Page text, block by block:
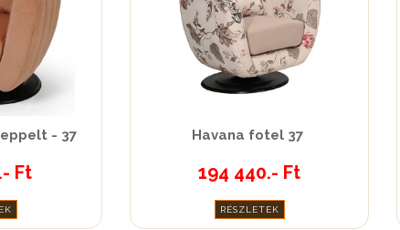
- 37
Ft
Havana fotel 37
194 440.- Ft
RÉSZLETEK